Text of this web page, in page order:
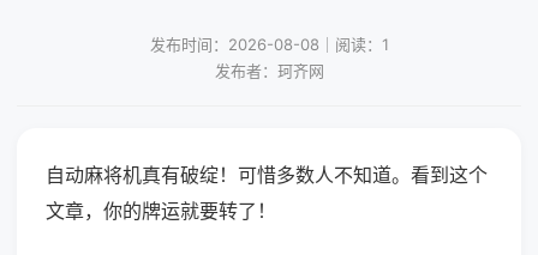
发布时间：2026-08-08｜阅读：1
发布者：珂齐网
自动麻将机真有破绽！可惜多数人不知道。看到这个
文章，你的牌运就要转了！